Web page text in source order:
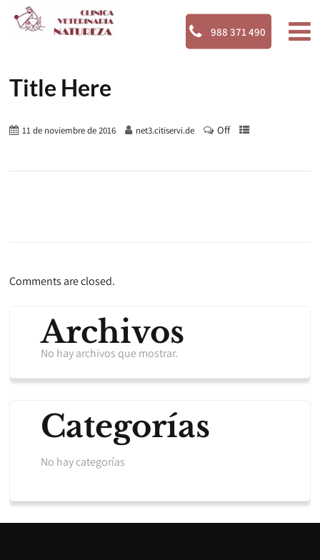
988 371 490
Title Here
11 de noviembre de 2016 net3.citiservi.de Off
Comments are closed.
Archivos
No hay archivos que mostrar.
Categorías
No hay categorías